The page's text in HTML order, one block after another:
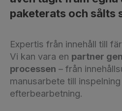
paketerats och sålts
Expertis från innehåll till
Vi kan vara en partner
processen – från
manusarbete till
efterbearbetning.